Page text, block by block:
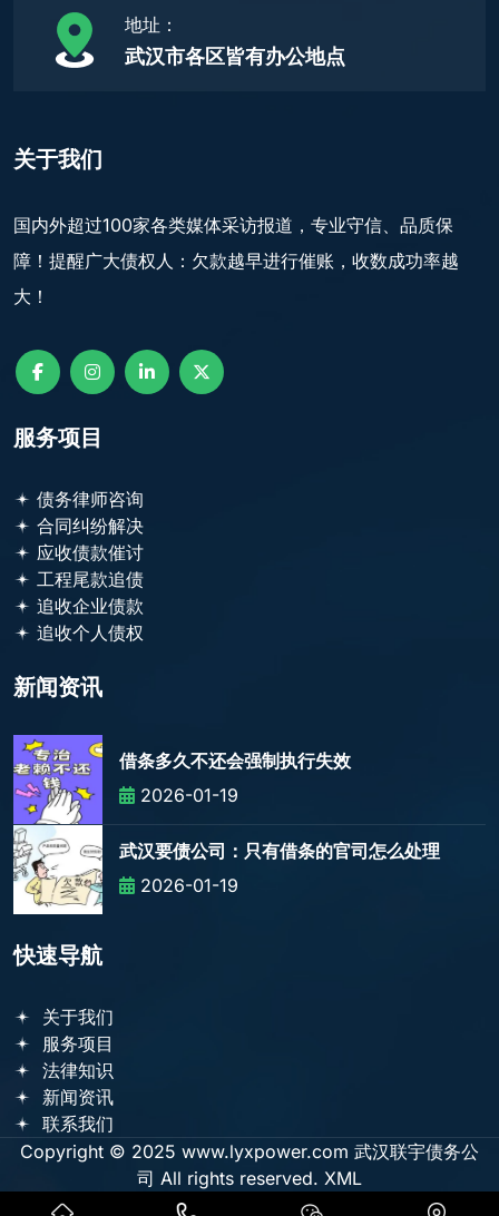
地址：
武汉市各区皆有办公地点
关于我们
国内外超过100家各类媒体采访报道，专业守信、品质保
障！提醒广大债权人：欠款越早进行催账，收数成功率越
大！
服务项目
债务律师咨询
合同纠纷解决
应收债款催讨
工程尾款追债
追收企业债款
追收个人债权
新闻资讯
借条多久不还会强制执行失效
2026-01-19
武汉要债公司：只有借条的官司怎么处理
2026-01-19
快速导航
关于我们
服务项目
法律知识
新闻资讯
联系我们
Copyright © 2025 www.lyxpower.com 武汉联宇债务公
司 All rights reserved. XML